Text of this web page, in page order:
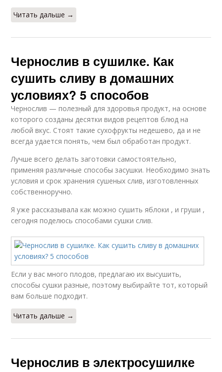
Читать дальше →
Чернослив в сушилке. Как
сушить сливу в домашних
условиях? 5 способов
Чернослив — полезный для здоровья продукт, на основе
которого созданы десятки видов рецептов блюд на
любой вкус. Стоят такие сухофрукты недешево, да и не
всегда удается понять, чем был обработан продукт.
Лучше всего делать заготовки самостоятельно,
применяя различные способы засушки. Необходимо знать
условия и срок хранения сушеных слив, изготовленных
собственноручно.
Я уже рассказывала как можно сушить яблоки , и груши ,
сегодня поделюсь способами сушки слив.
Если у вас много плодов, предлагаю их высушить,
способы сушки разные, поэтому выбирайте тот, который
вам больше подходит.
Читать дальше →
Чернослив в электросушилке